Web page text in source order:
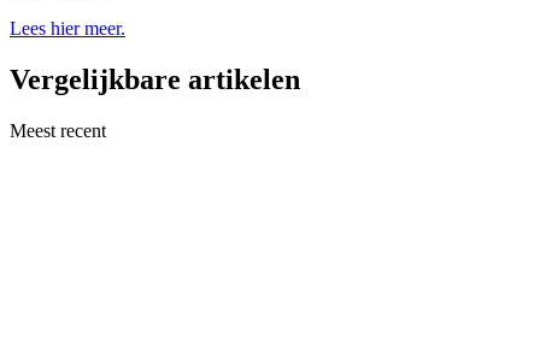
Lees hier meer.
Vergelijkbare artikelen
Meest recent